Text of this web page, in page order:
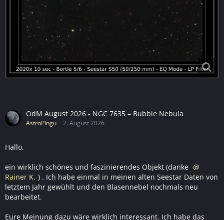
OdM August 2026 - NGC 7635 – Bubble Nebula
AstroPingu 2. August 2026
Hallo,
ein wirklich schönes und faszinierendes Objekt (danke
Rainer K. ) . Ich habe einmal in meinen alten Seestar Daten von
letztem Jahr gewühlt und den Blasennebel nochmals neu
bearbeitet.
Eure Meinung dazu wäre wirklich interessant. Ich habe das